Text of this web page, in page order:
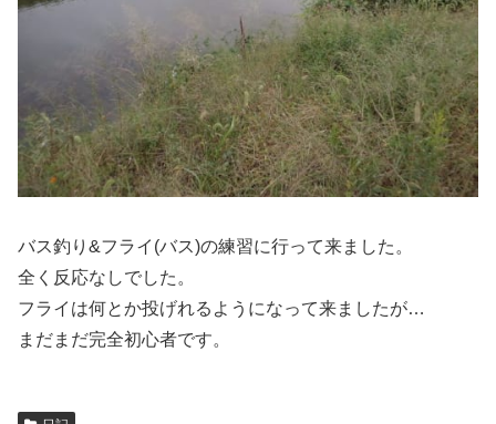
バス釣り&フライ(バス)の練習に行って来ました。
全く反応なしでした。
フライは何とか投げれるようになって来ましたが…
まだまだ完全初心者です。